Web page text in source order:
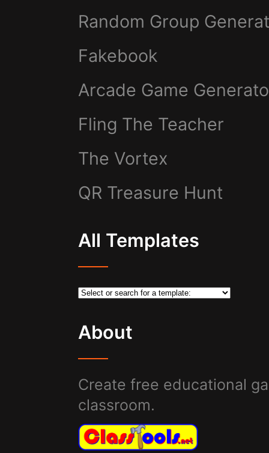
Random Group
Fakebook
Arcade Game
Fling The Teacher
The Vortex
QR Treasure Hunt
All Templates
About
Create free educational
classroom.